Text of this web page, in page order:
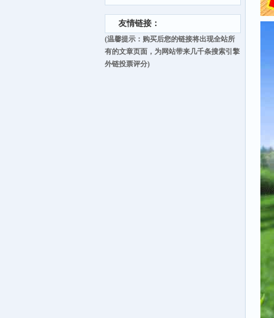
友情链接：
(温馨提示：购买后您的链接将出现全站所
有的文章页面，为网站带来几千条搜索引擎
外链投票评分)